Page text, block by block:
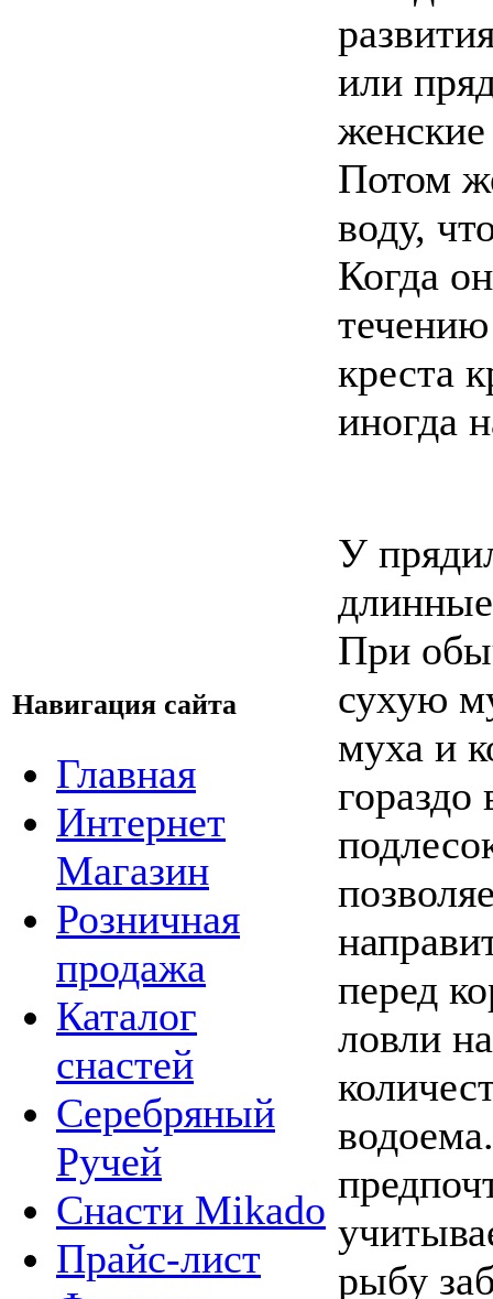
Навигация сайта
Главная
Интернет
Магазин
Розничная
продажа
Каталог
снастей
Серебряный
Ручей
Снасти Mikado
Прайс-лист
или
Потом
воду,
Когда
креста
иногда
У
При
сухую
муха и
перед
ловли
рыбу